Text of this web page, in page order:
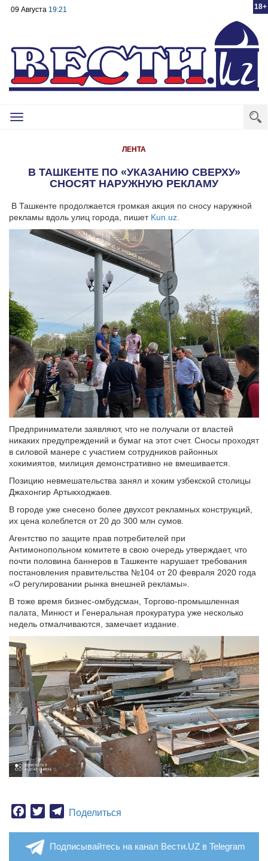
18+
09 Августа 19:21
Toggle
ЛЕНТА
В ТАШКЕНТЕ ПО «УКАЗАНИЮ СВЕРХУ»
СНОСЯТ НАРУЖНУЮ РЕКЛАМУ
В Ташкенте продолжается громкая акция по сносу наружной
рекламы вдоль улиц города, пишет Kun.uz.
Предприниматели заявляют, что не получали от властей
никаких предупреждений и бумаг на этот счет. Сносы проходят
в силовой манере с участием сотрудников районных
хокимиятов, милиция демонстративно не вмешивается.
Позицию невмешательства занял и хоким узбекской столицы
Джахонгир Артыкходжаев.
В городе уже снесено более двухсот рекламных конструкций,
их цена колеблется от 20 до 300 млн сумов.
Агентство по защите прав потребителей при
Антимонопольном комитете в свою очередь утверждает, что
почти половина баннеров в Ташкенте нарушает требования
постановления правительства №104 от 20 февраля 2020 года
«О регулировании рынка внешней рекламы».
В тоже время бизнес-омбудсман, Торгово-промышленная
палата, Минюст и Генеральная прокуратура уже несколько
недель отмалчиваются, замечает издание.
Facebook
TwitterTelegram
Поделиться
Подписывайтесь на канал Вести.UZ в Telegram